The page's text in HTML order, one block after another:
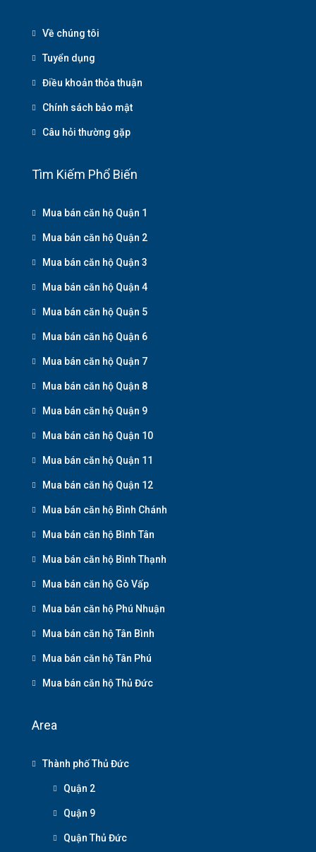
Về chúng tôi
Tuyển dụng
Điều khoản thỏa thuận
Chính sách bảo mật
Câu hỏi thường gặp
Tìm Kiếm Phổ Biến
Mua bán căn hộ Quận 1
Mua bán căn hộ Quận 2
Mua bán căn hộ Quận 3
Mua bán căn hộ Quận 4
Mua bán căn hộ Quận 5
Mua bán căn hộ Quận 6
Mua bán căn hộ Quận 7
Mua bán căn hộ Quận 8
Mua bán căn hộ Quận 9
Mua bán căn hộ Quận 10
Mua bán căn hộ Quận 11
Mua bán căn hộ Quận 12
Mua bán căn hộ Bình Chánh
Mua bán căn hộ Bình Tân
Mua bán căn hộ Bình Thạnh
Mua bán căn hộ Gò Vấp
Mua bán căn hộ Phú Nhuận
Mua bán căn hộ Tân Bình
Mua bán căn hộ Tân Phú
Mua bán căn hộ Thủ Đức
Area
Thành phố Thủ Đức
Quận 2
Quận 9
Quận Thủ Đức